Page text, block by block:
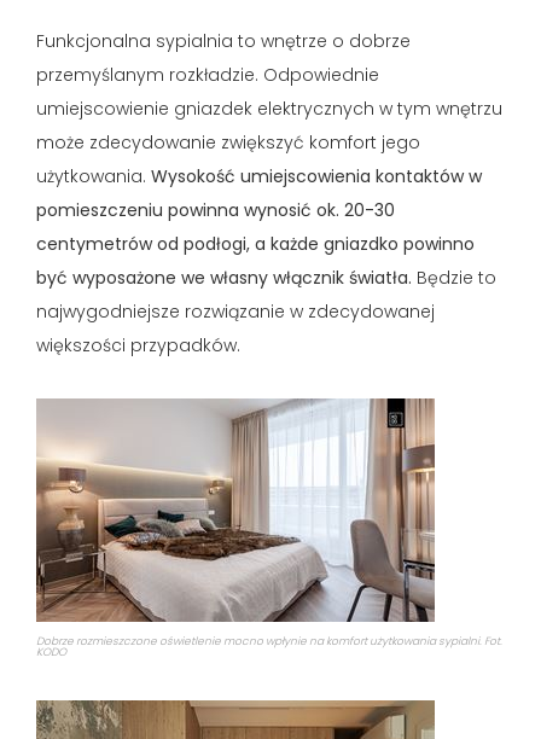
Funkcjonalna sypialnia to wnętrze o dobrze
przemyślanym rozkładzie. Odpowiednie
umiejscowienie gniazdek elektrycznych w tym wnętrzu
może zdecydowanie zwiększyć komfort jego
użytkowania. Wysokość umiejscowienia kontaktów w
pomieszczeniu powinna wynosić ok. 20-30
centymetrów od podłogi, a każde gniazdko powinno
być wyposażone we własny włącznik światła. Będzie to
najwygodniejsze rozwiązanie w zdecydowanej
większości przypadków.
Dobrze rozmieszczone oświetlenie mocno wpłynie na komfort użytkowania sypialni. Fot.
KODO